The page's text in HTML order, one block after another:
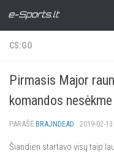
CS:GO
Pirmasis Major
komandos nesėkme
PARAŠĖ BRAJNDEAD · 2019-02-13
Šiandien startavo visų taip